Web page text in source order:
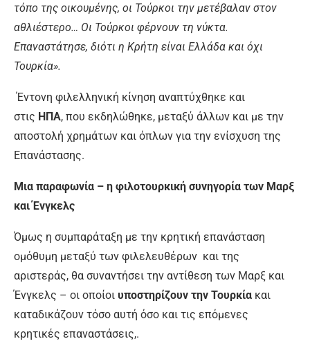
τόπο της οικουμένης, οι Τούρκοι την μετέβαλαν στον
αθλιέστερο… Οι Τούρκοι φέρνουν τη νύκτα.
Επαναστάτησε, διότι η Κρήτη είναι Ελλάδα και όχι
Τουρκία».
Έντονη φιλελληνική κίνηση αναπτύχθηκε και
στις ΗΠΑ, που εκδηλώθηκε, μεταξύ άλλων και με την
αποστολή χρημάτων και όπλων για την ενίσχυση της
Επανάστασης.
Μια παραφωνία – η φιλοτουρκική συνηγορία των Μαρξ
και Ένγκελς
Όμως η συμπαράταξη με την κρητική επανάσταση
ομόθυμη μεταξύ των φιλελευθέρων και της
αριστεράς, θα συναντήσει την αντίθεση των Μαρξ και
Ένγκελς – οι οποίοι υποστηρίζουν την Τουρκία και
καταδικάζουν τόσο αυτή όσο και τις επόμενες
κρητικές επαναστάσεις,.